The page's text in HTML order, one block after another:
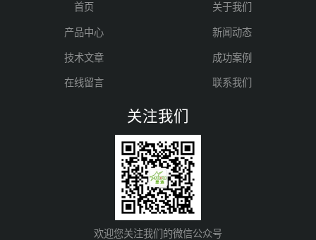
首页 关于我们
产品中心 新闻动态
技术文章 成功案例
在线留言 联系我们
关注我们
欢迎您关注我们的微信公众号